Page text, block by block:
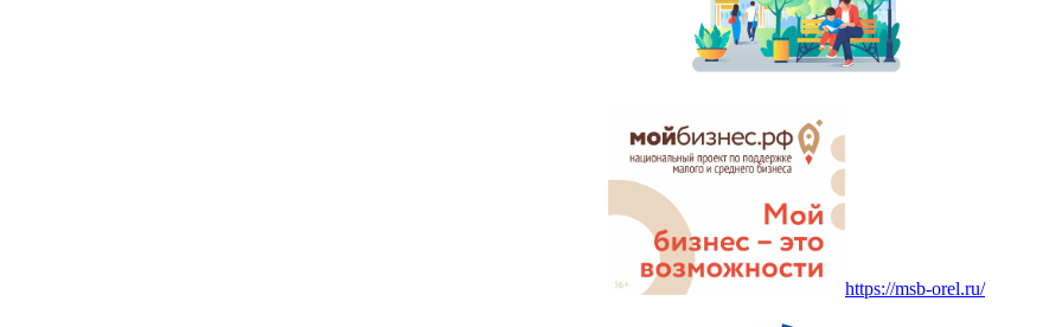
https://msb-orel.ru/